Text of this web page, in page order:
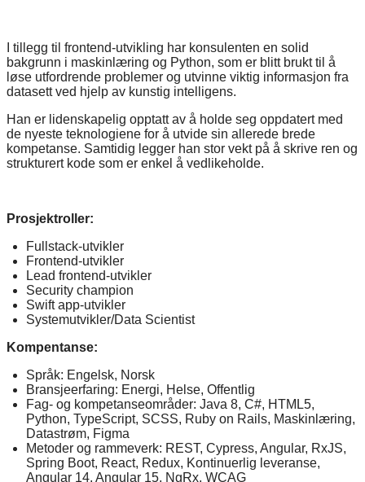
I tillegg til frontend-utvikling har konsulenten en solid
bakgrunn i maskinlæring og Python, som er blitt brukt til å
løse utfordrende problemer og utvinne viktig informasjon fra
datasett ved hjelp av kunstig intelligens.
Han er lidenskapelig opptatt av å holde seg oppdatert med
de nyeste teknologiene for å utvide sin allerede brede
kompetanse. Samtidig legger han stor vekt på å skrive ren og
strukturert kode som er enkel å vedlikeholde.
Prosjektroller:
Fullstack-utvikler
Frontend-utvikler
Lead frontend-utvikler
Security champion
Swift app-utvikler
Systemutvikler/Data Scientist
Kompentanse:
Språk: Engelsk, Norsk
Bransjeerfaring: Energi, Helse, Offentlig
Fag- og kompetanseområder: Java 8, C#, HTML5,
Python, TypeScript, SCSS, Ruby on Rails, Maskinlæring,
Datastrøm, Figma
Metoder og rammeverk: REST, Cypress, Angular, RxJS,
Spring Boot, React, Redux, Kontinuerlig leveranse,
Angular 14, Angular 15, NgRx, WCAG